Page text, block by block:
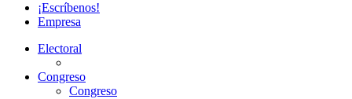
¡Escríbenos!
Empresa
Electoral
Congreso
Congreso